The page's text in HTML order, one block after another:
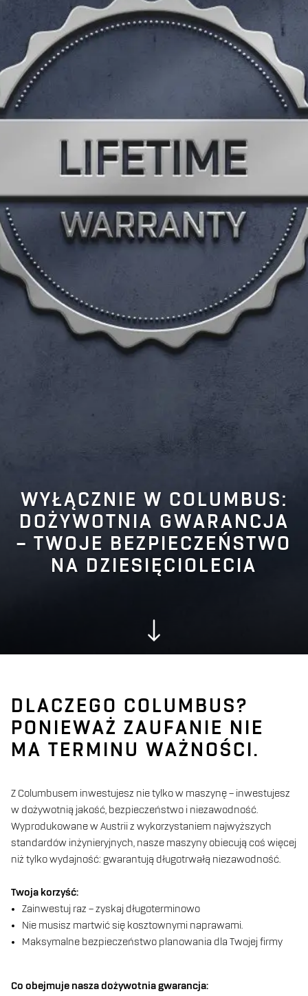
WYŁĄCZNIE W COLUMBUS:
DOŻYWOTNIA GWARANCJA
– TWOJE BEZPIECZEŃSTWO
NA DZIESIĘCIOLECIA
DLACZEGO COLUMBUS?
PONIEWAŻ ZAUFANIE NIE
MA TERMINU WAŻNOŚCI.
Z Columbusem inwestujesz nie tylko w maszynę – inwestujesz
w dożywotnią jakość, bezpieczeństwo i niezawodność.
Wyprodukowane w Austrii z wykorzystaniem najwyższych
standardów inżynieryjnych, nasze maszyny obiecują coś więcej
niż tylko wydajność: gwarantują długotrwałą niezawodność.
Twoja korzyść:
Zainwestuj raz – zyskaj długoterminowo
Nie musisz martwić się kosztownymi naprawami.
Maksymalne bezpieczeństwo planowania dla Twojej firmy
Co obejmuje nasza dożywotnia gwarancja: